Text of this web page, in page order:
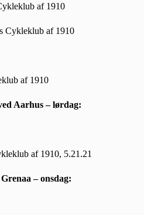
af 1910
Cykleklub af 1910
af 1910
Aarhus – lørdag:
af 1910, 5.21.21
– onsdag: